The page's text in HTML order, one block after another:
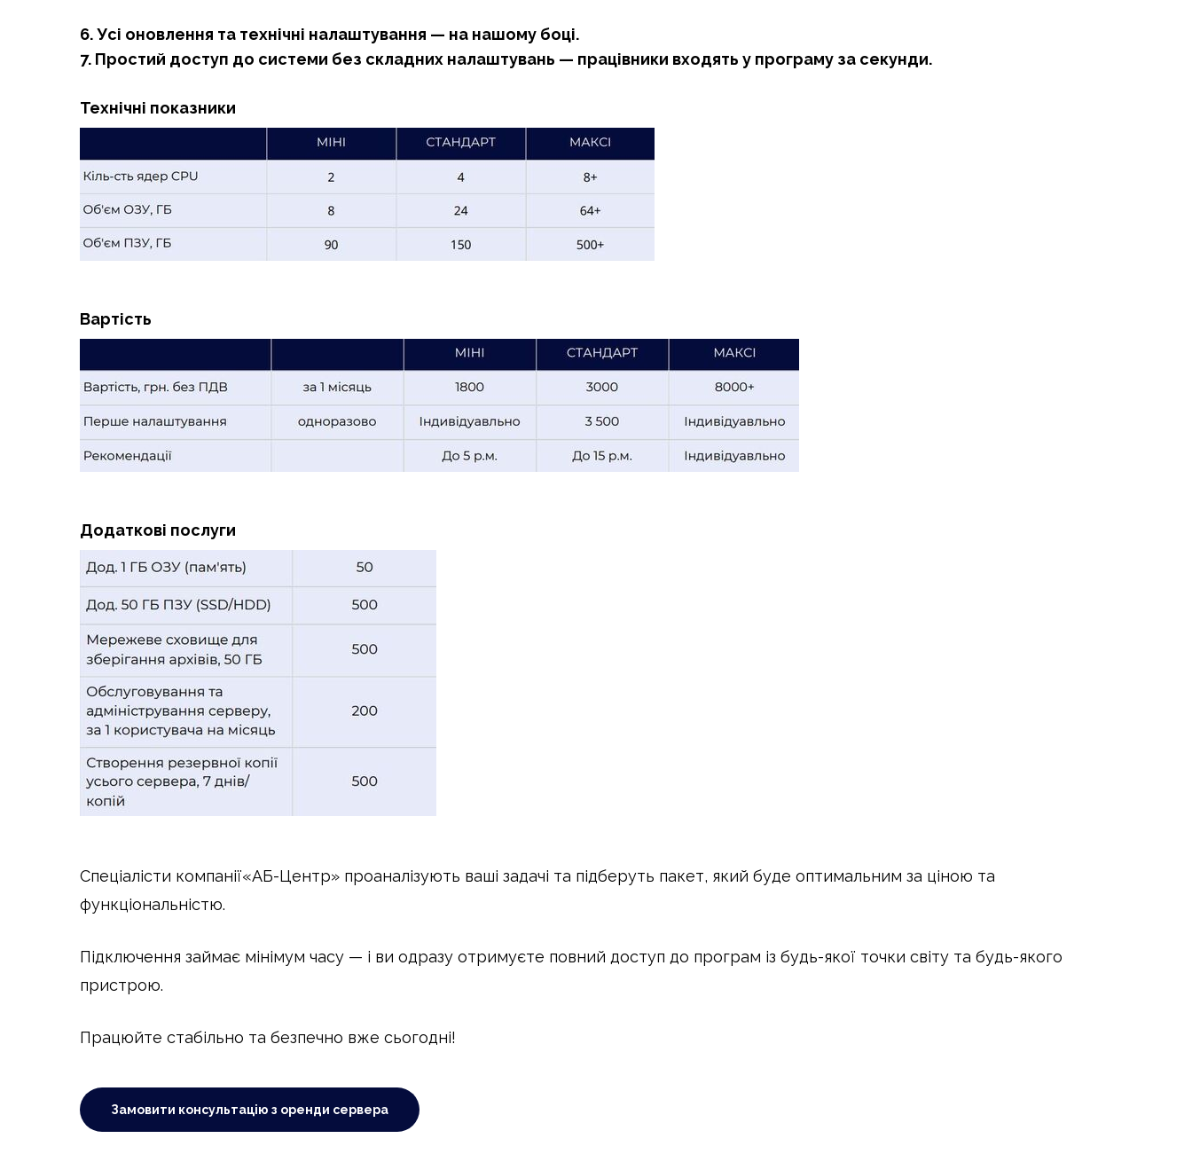
6. Усі оновлення та технічні налаштування — на нашому боці.
7. Простий доступ до системи без складних налаштувань — працівники входять у програму за секунди.
Технічні показники
Вартість
Додаткові послуги
Спеціалісти компанії«АБ-Центр» проаналізують ваші задачі та підберуть пакет, який буде оптимальним за ціною та
функціональністю.
Підключення займає мінімум часу — і ви одразу отримуєте повний доступ до програм із будь-якої точки світу та будь-якого
пристрою.
Працюйте стабільно та безпечно вже сьогодні!
Замовити консультацію з оренди сервера